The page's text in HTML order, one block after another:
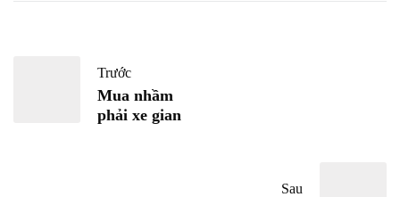
Trước
Mua nhầm
phải xe gian
Sau